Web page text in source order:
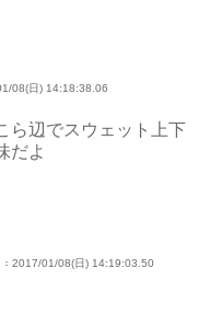
08(日) 14:18:38.06
ら辺でスウェット上下
だよ
：2017/01/08(日) 14:19:03.50